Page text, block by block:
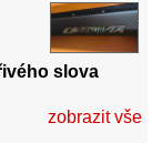
slova
zobrazit vše